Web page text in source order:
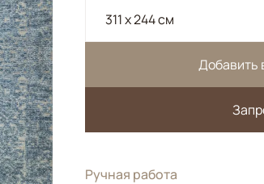
311 x 244 см
Добавить
Ручная работа